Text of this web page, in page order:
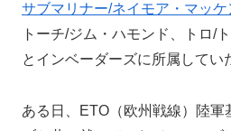
サブマリナー/ネイモア・マッケ
トーチ/ジム・ハモンド、トロ/
とインベーダーズに所属してい
ある日、ETO（欧州戦線）陸軍